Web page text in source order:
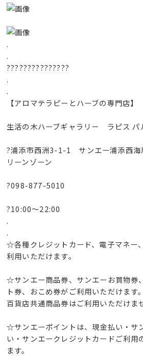
.
.
???????????????
.
.
【アロマテラピーとハーブの専門店】
生活の木ハーブギャラリー ラピス パ
?浦添市西洲3-1-1 サンエー浦添西海
リーンゾーン
?098-877-5010
?10:00～22:00
.
.
☆各種クレジットカード、電子マネー
利用いただけます。
☆サンエー商品券、サンエーお買物券
ト券、おこめ券がご利用いただけま
百貨店共通商品券はご利用いただけま
☆サンエーポイントは、現金払い・サ
い・サンエークレジットカードご利用
ます。